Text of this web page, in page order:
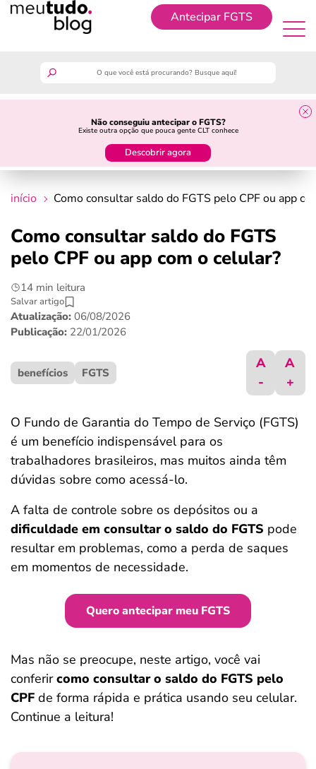
Antecipar FGTS
Não conseguiu antecipar o FGTS?
Existe outra opção que pouca gente CLT conhece
Descobrir agora
Antecipar FGTS
guia do trabalhador
crédito fácil
últimas notícias
ferramentas
início Como consultar saldo do FGTS pelo CPF ou app
Como consultar saldo do FGTS
pelo CPF ou app com o celular?
14 min leitura
Salvar artigo
Atualização: 06/08/2026
Publicação: 22/01/2026
benefícios FGTS
A
-
A
+
O Fundo de Garantia do Tempo de Serviço (FGTS)
é um benefício indispensável para os
trabalhadores brasileiros, mas muitos ainda têm
dúvidas sobre como acessá-lo.
A falta de controle sobre os depósitos ou a
dificuldade em consultar o saldo do FGTS pode
resultar em problemas, como a perda de saques
em momentos de necessidade.
Quero antecipar meu FGTS
Mas não se preocupe, neste artigo, você vai
conferircomo consultar o saldo do FGTS pelo
CPF de forma rápida e prática usando seu celular.
Continue a leitura!